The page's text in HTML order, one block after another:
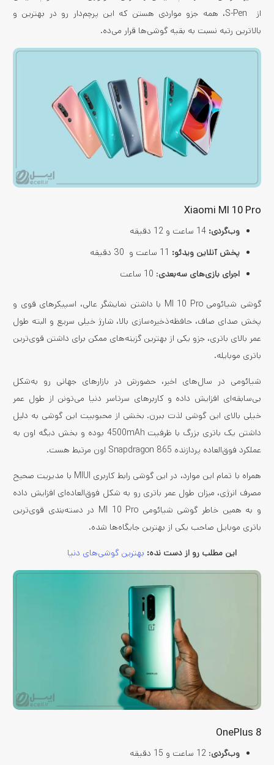
از S-Pen، همه جزو مواردی هستن که این پرچم‌دار رو در بهترین و
بالاترین رتبه نسبت به بقیه گوشی‌ها قرار می‌ده.
Xiaomi MI 10 Pro
وب‌گردی: 14 ساعت و 12 دقیقه
پخش آنلاین ویدئو:
اجرای بازی‌های سه‌بعدی: 10 ساعت
گوشی شیائومی MI 10 Pro با داشتن نمایشگر عالی، اسپیکرهای قوی و
پخش صدای صاف، حافظه‌ذخیره‌سازی بالا، شارژ خیلی سریع و البته طول
عمر بالای باتری، جزو یکی از بهترین گزینه‌های ممکن برای داشتن قوی‌ترین
باتری موبایله.
شیائومی در سال‌های اخیر، حضورش در بازارهای جهانی رو به‌شکل
بی‌سابقه‌ای افزایش داده و کاربرهای سرتاسر دنیا می‌تونن از طول عمر
خیلی بالای این گوشی لذت ببرن. بخشی از محبوبیت این گوشی به دلیل
داشتن یک باتری بزرگ با ظرفیت 4500mAh بوده و بخش دیگه اون به
عملکرد فوق‌العاده پردازنده Snapdragon 865 اون مرتبط هست.
همراه با تمام این موارد، در این گوشی رابط کاربری MIUI با مدیریت صحیح
مصرف انرژی، میزان طول عمر باتری رو به شکل فوق‌العاده‌ای افزایش داده
و به همین خاطر گوشی شیائومی MI 10 Pro در دسته‌بندی قوی‌ترین
باتری موبایل صاحب یکی از بهترین جایگاه‌ها شده.
این مطلب رو از دست نده: بهترین گوشی‌های دنیا
OnePlus 8
وب‌گردی: 12 ساعت و 15 دقیقه